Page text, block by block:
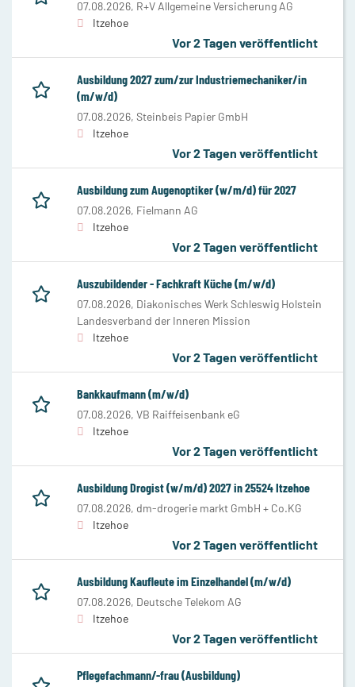
07.08.2026, R+V Allgemeine Versicherung AG
Itzehoe
Vor 2 Tagen veröffentlicht
Ausbildung 2027 zum/zur Industriemechaniker/in
(m/w/d)
07.08.2026, Steinbeis Papier GmbH
Itzehoe
Vor 2 Tagen veröffentlicht
Ausbildung zum Augenoptiker (w/m/d) für 2027
07.08.2026, Fielmann AG
Itzehoe
Vor 2 Tagen veröffentlicht
Auszubildender - Fachkraft Küche (m/w/d)
07.08.2026, Diakonisches Werk Schleswig Holstein
Landesverband der Inneren Mission
Itzehoe
Vor 2 Tagen veröffentlicht
Bankkaufmann (m/w/d)
07.08.2026, VB Raiffeisenbank eG
Itzehoe
Vor 2 Tagen veröffentlicht
Ausbildung Drogist (w/m/d) 2027 in 25524 Itzehoe
07.08.2026, dm-drogerie markt GmbH + Co.KG
Itzehoe
Vor 2 Tagen veröffentlicht
Ausbildung Kaufleute im Einzelhandel (m/w/d)
07.08.2026, Deutsche Telekom AG
Itzehoe
Vor 2 Tagen veröffentlicht
Pflegefachmann/-frau (Ausbildung)